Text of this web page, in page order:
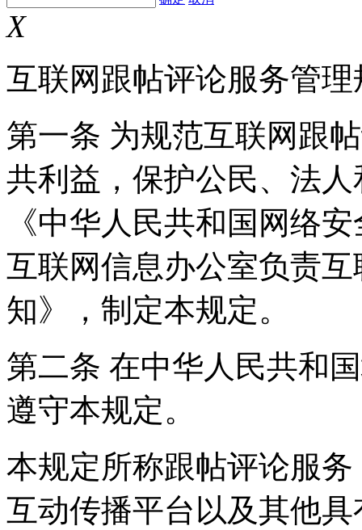
X
互联网跟帖评论服务管理
第一条 为规范互联网跟
共利益，保护公民、法
《中华人民共和国网络
互联网信息办公室负责
知》，制定本规定。
第二条 在中华人民共和
遵守本规定。
本规定所称跟帖评论服
互动传播平台以及其他